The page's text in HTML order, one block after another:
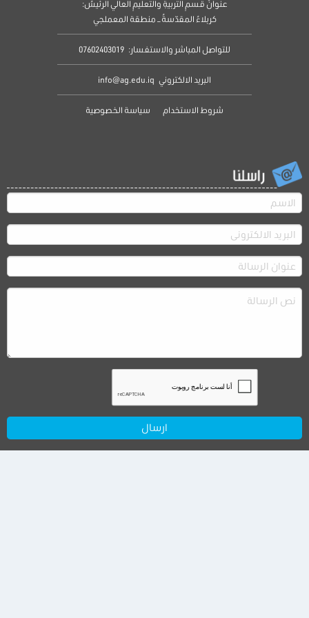
عنوانُ قسمِ التربيةِ والتعليمِ العالي الرئيسُ:
كربلاءُ المقدّسةُ – منطقة المعملجي
للتواصل المباشر والاستفسار: 07602403019
البريد الالكتروني info@ag.edu.iq
شروط الاستخدام سياسة الخصوصية